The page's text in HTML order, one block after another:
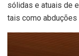
sólidas e atuais de
tais como